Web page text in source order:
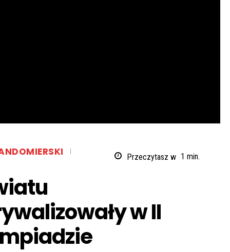
Przeczytasz w 1 min.
w II